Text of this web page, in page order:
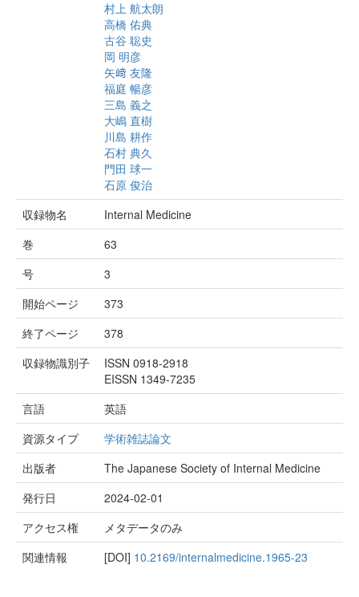
村上 航太朗
高橋 佑典
古谷 聡史
岡 明彦
矢﨑 友隆
福庭 暢彦
三島 義之
大嶋 直樹
川島 耕作
石村 典久
門田 球一
石原 俊治
収録物名
Internal Medicine
巻
63
号
3
開始ページ
373
終了ページ
378
収録物識別子
ISSN 0918-2918
EISSN 1349-7235
言語
英語
資源タイプ
学術雑誌論文
出版者
The Japanese Society of Internal Medicine
発行日
2024-02-01
アクセス権
メタデータのみ
関連情報
[DOI] 10.2169/internalmedicine.1965-23